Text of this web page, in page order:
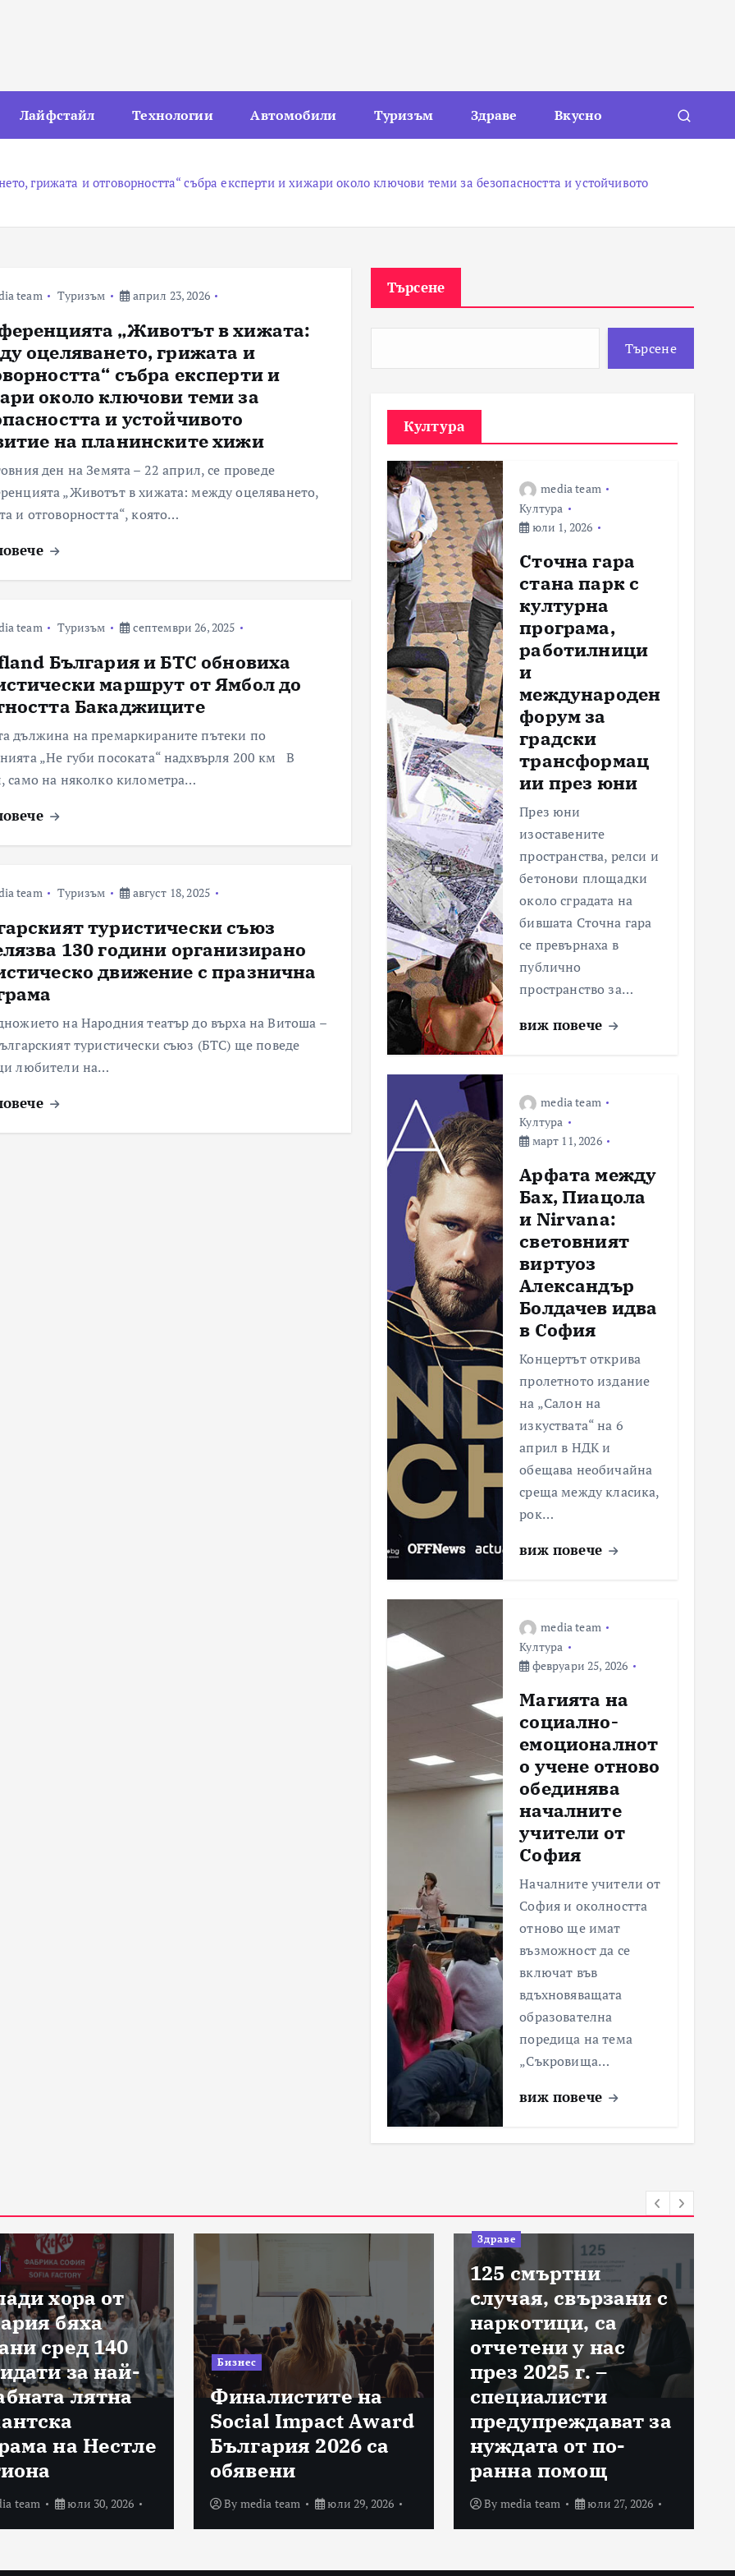
Лайфстайл Технологии Автомобили Туризъм Здраве Вкусно
грижата и отговорността“ събра експерти и хижари около ключови теми за безопасността и устойчивото
team Туризъм април 23, 2026
„Животът в хижата:
оцеляването, грижата и
събра експерти и
около ключови теми за
и устойчивото
на планинските хижи
ден на Земята – 22 април, се проведе
„Животът в хижата: между оцеляването,
и отговорността“, която…
team Туризъм септември 26, 2025
България и БТС обновиха
маршрут от Ямбол до
Бакаджиците
дължина на премаркираните пътеки по
„Не губи посоката“ надхвърля 200 км В
само на няколко километра…
team Туризъм август 18, 2025
туристически съюз
130 години организирано
движение с празнична
на Народния театър до върха на Витоша –
туристически съюз (БТС) ще поведе
любители на…
Търсене
Търсене
Култура
media team
Култура
юли 1, 2026
Сточна гара
стана парк с
културна
програма,
работилници
и
международен
форум за
градски
трансформац
ии през юни
През юни
изоставените
пространства, релси и
бетонови площадки
около сградата на
бившата Сточна гара
се превърнаха в
публично
пространство за…
виж повече
media team
Култура
март 11, 2026
Арфата между
Бах, Пиацола
и Nirvana:
световният
виртуоз
Александър
Болдачев идва
в София
Концертът открива
пролетното издание
на „Салон на
изкуствата“ на 6
април в НДК и
обещава необичайна
среща между класика,
рок…
виж повече
media team
Култура
февруари 25, 2026
Магията на
социално-
емоционалнот
о учене отново
обединява
началните
учители от
София
Началните учители от
София и околността
отново ще имат
възможност да се
включат във
вдъхновяващата
образователна
поредица на тема
„Съкровища…
виж повече
хора от
бяха
сред 140
за най-
лятна
на Нестле
team юли 30, 2026
Бизнес
Финалистите на
Social Impact Award
България 2026 са
обявени
By media team юли 29, 2026
Здраве
125 смъртни
случая, свързани с
наркотици, са
отчетени у нас
през 2025 г. –
специалисти
предупреждават за
нуждата от по-
ранна помощ
By media team юли 27, 2026